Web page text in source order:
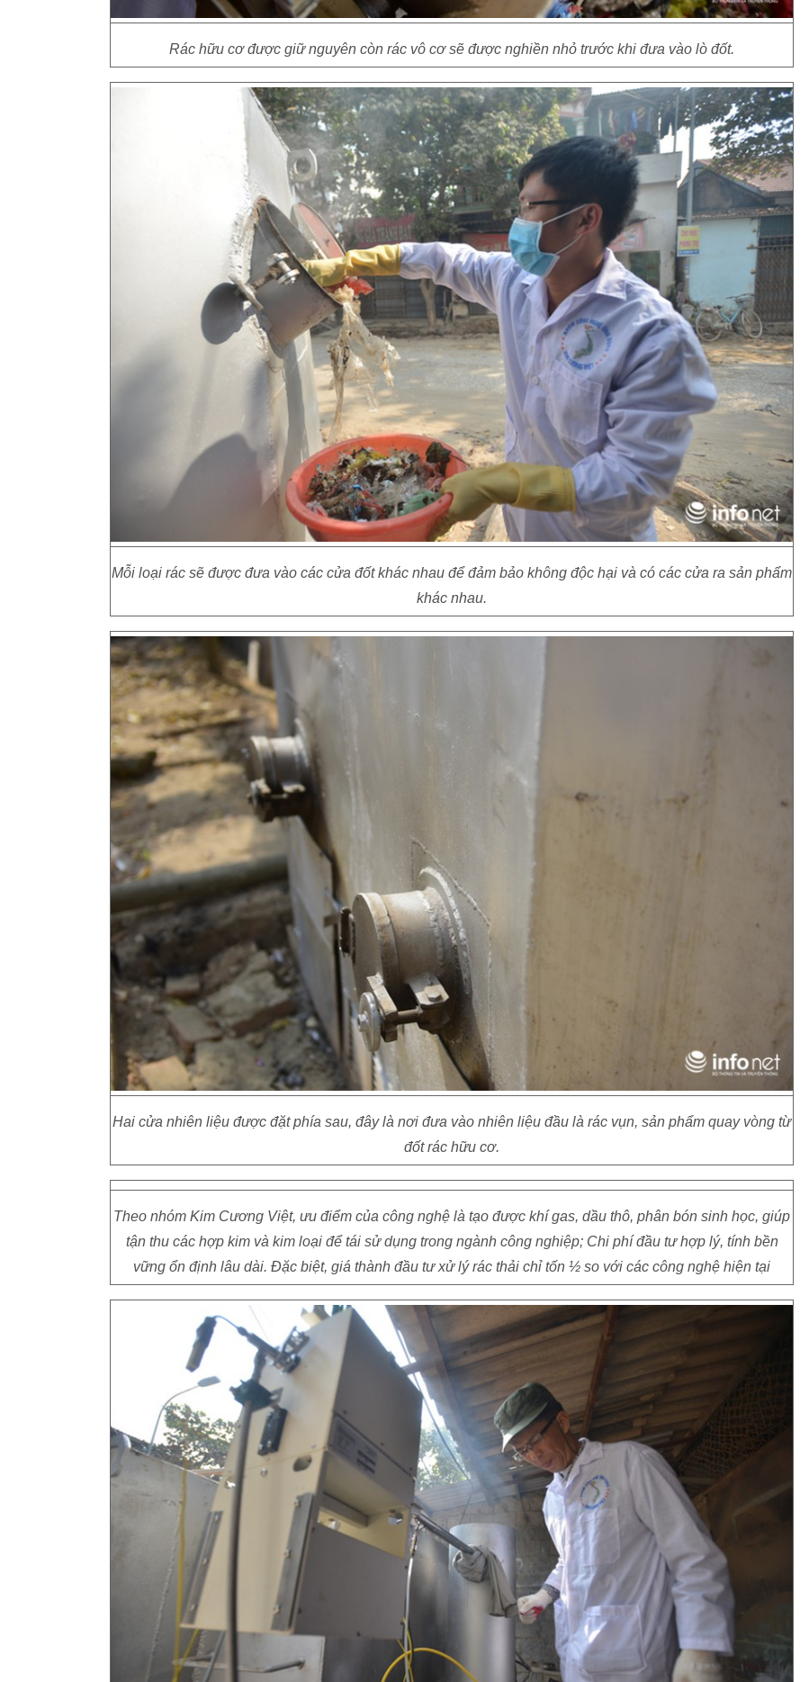
Rác hữu cơ được giữ nguyên còn rác vô cơ sẽ được nghiền nhỏ trước khi đưa vào lò đốt.
Mỗi loại rác sẽ được đưa vào các cửa đốt khác nhau để đảm bảo không độc hại và có các cửa ra sản phẩm
khác nhau.
Hai cửa nhiên liệu được đặt phía sau, đây là nơi đưa vào nhiên liệu đầu là rác vụn, sản phẩm quay vòng từ
đốt rác hữu cơ.
Theo nhóm Kim Cương Việt, ưu điểm của công nghệ là tạo được khí gas, dầu thô, phân bón sinh học, giúp
tận thu các hợp kim và kim loại để tái sử dụng trong ngành công nghiệp; Chi phí đầu tư hợp lý, tính bền
vững ổn định lâu dài. Đặc biệt, giá thành đầu tư xử lý rác thải chỉ tốn ½ so với các công nghệ hiện tại